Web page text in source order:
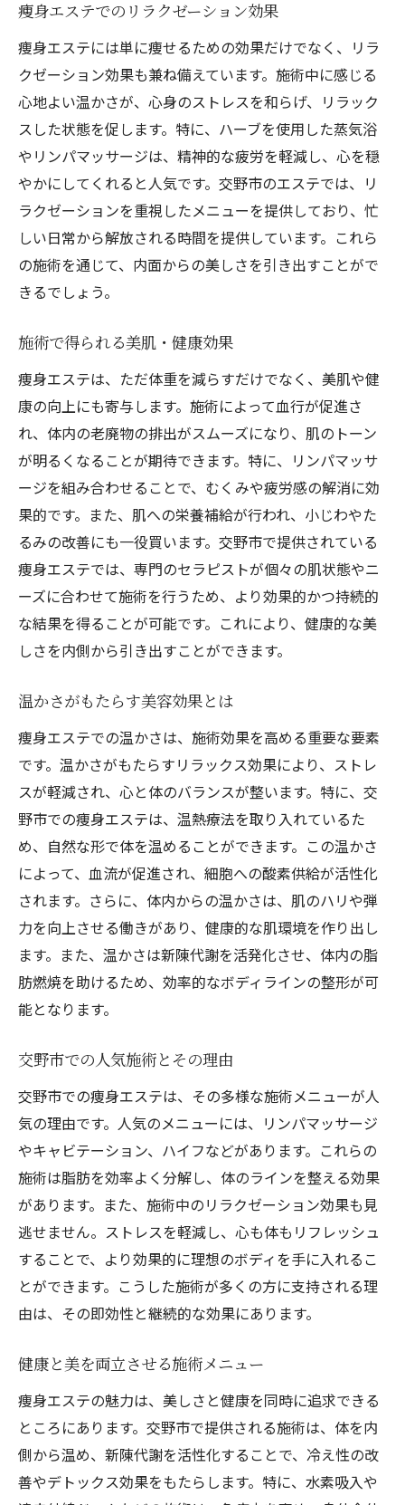
痩身エステでのリラクゼーション効果
痩身エステには単に痩せるための効果だけでなく、リラ
クゼーション効果も兼ね備えています。施術中に感じる
心地よい温かさが、心身のストレスを和らげ、リラック
スした状態を促します。特に、ハーブを使用した蒸気浴
やリンパマッサージは、精神的な疲労を軽減し、心を穏
やかにしてくれると人気です。交野市のエステでは、リ
ラクゼーションを重視したメニューを提供しており、忙
しい日常から解放される時間を提供しています。これら
の施術を通じて、内面からの美しさを引き出すことがで
きるでしょう。
施術で得られる美肌・健康効果
痩身エステは、ただ体重を減らすだけでなく、美肌や健
康の向上にも寄与します。施術によって血行が促進さ
れ、体内の老廃物の排出がスムーズになり、肌のトーン
が明るくなることが期待できます。特に、リンパマッサ
ージを組み合わせることで、むくみや疲労感の解消に効
果的です。また、肌への栄養補給が行われ、小じわやた
るみの改善にも一役買います。交野市で提供されている
痩身エステでは、専門のセラピストが個々の肌状態やニ
ーズに合わせて施術を行うため、より効果的かつ持続的
な結果を得ることが可能です。これにより、健康的な美
しさを内側から引き出すことができます。
温かさがもたらす美容効果とは
痩身エステでの温かさは、施術効果を高める重要な要素
です。温かさがもたらすリラックス効果により、ストレ
スが軽減され、心と体のバランスが整います。特に、交
野市での痩身エステは、温熱療法を取り入れているた
め、自然な形で体を温めることができます。この温かさ
によって、血流が促進され、細胞への酸素供給が活性化
されます。さらに、体内からの温かさは、肌のハリや弾
力を向上させる働きがあり、健康的な肌環境を作り出し
ます。また、温かさは新陳代謝を活発化させ、体内の脂
肪燃焼を助けるため、効率的なボディラインの整形が可
能となります。
交野市での人気施術とその理由
交野市での痩身エステは、その多様な施術メニューが人
気の理由です。人気のメニューには、リンパマッサージ
やキャビテーション、ハイフなどがあります。これらの
施術は脂肪を効率よく分解し、体のラインを整える効果
があります。また、施術中のリラクゼーション効果も見
逃せません。ストレスを軽減し、心も体もリフレッシュ
することで、より効果的に理想のボディを手に入れるこ
とができます。こうした施術が多くの方に支持される理
由は、その即効性と継続的な効果にあります。
健康と美を両立させる施術メニュー
痩身エステの魅力は、美しさと健康を同時に追求できる
ところにあります。交野市で提供される施術は、体を内
側から温め、新陳代謝を活性化することで、冷え性の改
善やデトックス効果をもたらします。特に、水素吸入や